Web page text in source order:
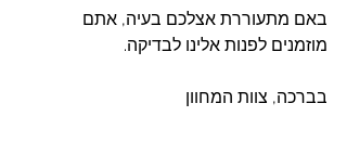
באם מתעוררת אצלכם בעיה, אתם
מוזמנים לפנות אלינו לבדיקה.
בברכה, צוות המחוון